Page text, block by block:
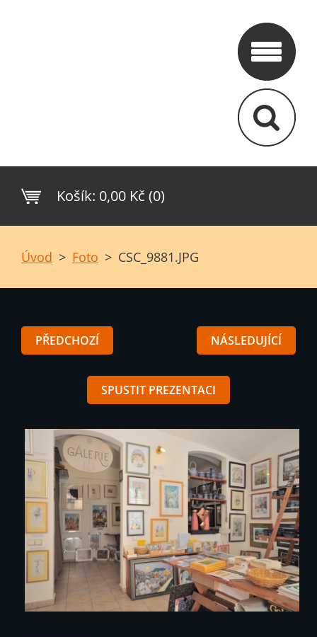
Košík: 0,00 Kč (0)
Úvod > Foto > CSC_9881.JPG
PŘEDCHOZÍ NÁSLEDUJÍCÍ
SPUSTIT PREZENTACI